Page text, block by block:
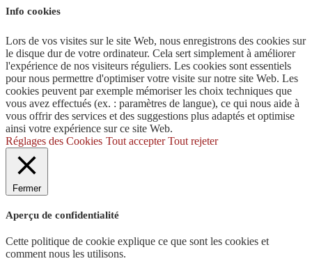
Info cookies
Lors de vos visites sur le site Web, nous enregistrons des cookies sur
le disque dur de votre ordinateur. Cela sert simplement à améliorer
l'expérience de nos visiteurs réguliers. Les cookies sont essentiels
pour nous permettre d'optimiser votre visite sur notre site Web. Les
cookies peuvent par exemple mémoriser les choix techniques que
vous avez effectués (ex. : paramètres de langue), ce qui nous aide à
vous offrir des services et des suggestions plus adaptés et optimise
ainsi votre expérience sur ce site Web.
Réglages des Cookies Tout accepter Tout rejeter
Fermer
Aperçu de confidentialité
Cette politique de cookie explique ce que sont les cookies et
comment nous les utilisons.